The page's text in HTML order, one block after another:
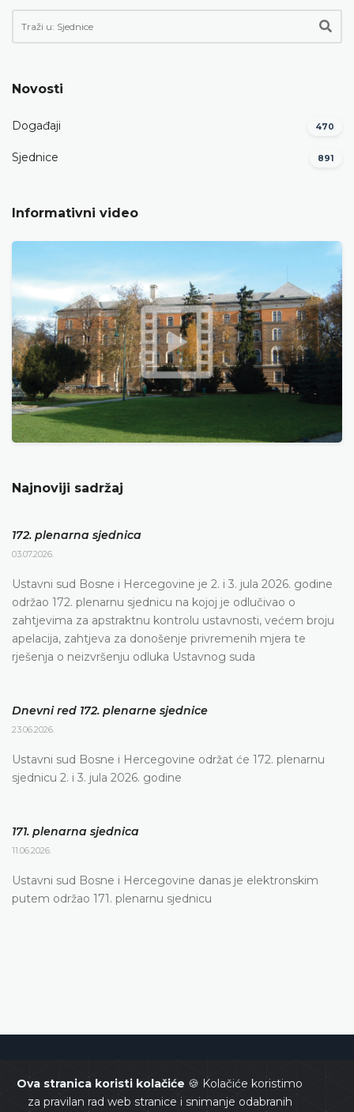
Ova stranica koristi kolačiće 🍪 Kolačiće koristimo
za pravilan rad web stranice i snimanje odabranih
Novosti
Događaji 470
Sjednice 891
Informativni video
Najnoviji sadržaj
172. plenarna sjednica
03.07.2026.
Ustavni sud Bosne i Hercegovine je 2. i 3. jula 2026. godine
održao 172. plenarnu sjednicu na kojoj je odlučivao o
zahtjevima za apstraktnu kontrolu ustavnosti, većem broju
apelacija, zahtjeva za donošenje privremenih mjera te
rješenja o neizvršenju odluka Ustavnog suda
Dnevni red 172. plenarne sjednice
23.06.2026.
Ustavni sud Bosne i Hercegovine održat će 172. plenarnu
sjednicu 2. i 3. jula 2026. godine
171. plenarna sjednica
11.06.2026.
Ustavni sud Bosne i Hercegovine danas je elektronskim
putem održao 171. plenarnu sjednicu